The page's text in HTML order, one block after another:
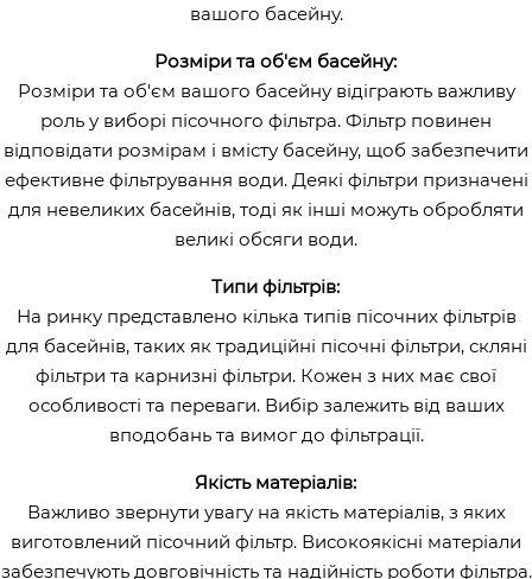
вашого басейну.
Розміри та об'єм басейну:
Розміри та об'єм вашого басейну відіграють важливу
роль у виборі пісочного фільтра. Фільтр повинен
відповідати розмірам і вмісту басейну, щоб забезпечити
ефективне фільтрування води. Деякі фільтри призначені
для невеликих басейнів, тоді як інші можуть обробляти
великі обсяги води.
Типи фільтрів:
На ринку представлено кілька типів пісочних фільтрів
для басейнів, таких як традиційні пісочні фільтри, скляні
фільтри та карнизні фільтри. Кожен з них має свої
особливості та переваги. Вибір залежить від ваших
вподобань та вимог до фільтрації.
Якість матеріалів:
Важливо звернути увагу на якість матеріалів, з яких
виготовлений пісочний фільтр. Високоякісні матеріали
забезпечують довговічність та надійність роботи фільтра.